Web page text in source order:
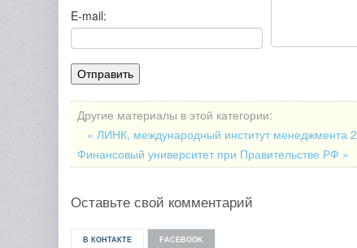
E-mail:
Другие материалы в этой категории:
« ЛИНК, международный институт менеджмента 2
Финансовый университет при Правительстве РФ »
Оставьте свой комментарий
В КОНТАКТЕ FACEBOOK